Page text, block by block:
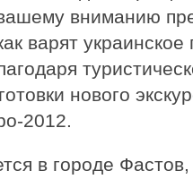
вниманию
варят украинское
нового
2012.
в городе